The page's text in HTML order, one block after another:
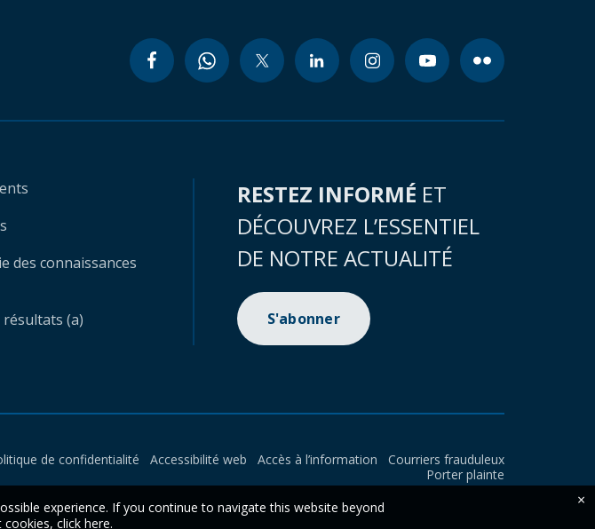
des connaissances
résultats (a)
RESTEZ INFORMÉ ET
DÉCOUVREZ L’ESSENTIEL
DE NOTRE ACTUALITÉ
S'abonner
de confidentialité Accessibilité web Accès à l’information
Courriers frauduleux
Porter plainte
experience. If you continue to navigate this website beyond
cookies, click here.
×